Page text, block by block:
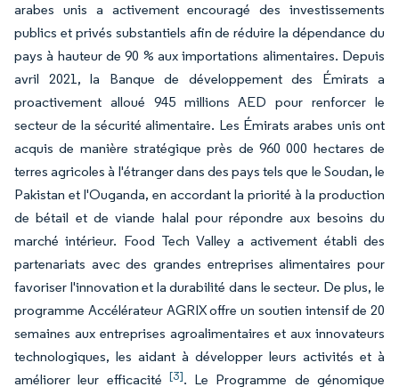
arabes unis a activement encouragé des investissements
publics et privés substantiels afin de réduire la dépendance du
pays à hauteur de 90 % aux importations alimentaires. Depuis
avril 2021, la Banque de développement des Émirats a
proactivement alloué 945 millions AED pour renforcer le
secteur de la sécurité alimentaire. Les Émirats arabes unis ont
acquis de manière stratégique près de 960 000 hectares de
terres agricoles à l'étranger dans des pays tels que le Soudan, le
Pakistan et l'Ouganda, en accordant la priorité à la production
de bétail et de viande halal pour répondre aux besoins du
marché intérieur. Food Tech Valley a activement établi des
partenariats avec des grandes entreprises alimentaires pour
favoriser l'innovation et la durabilité dans le secteur. De plus, le
programme Accélérateur AGRIX offre un soutien intensif de 20
semaines aux entreprises agroalimentaires et aux innovateurs
technologiques, les aidant à développer leurs activités et à
améliorer leur efficacité [3]. Le Programme de génomique